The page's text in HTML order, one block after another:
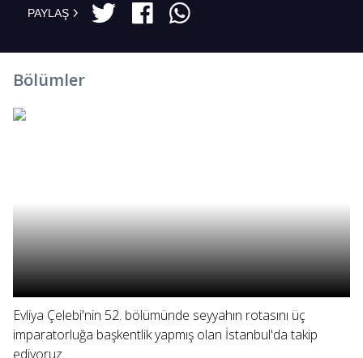
PAYLAŞ
Bölümler
Evliya Çelebi'nin 52. bölümünde seyyahın rotasını üç
imparatorluğa başkentlik yapmış olan İstanbul'da takip
ediyoruz.